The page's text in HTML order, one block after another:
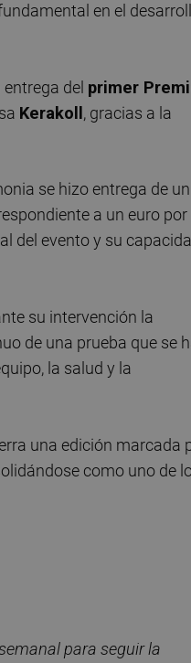
en el
del primer
Kerakoll , gracias a la
se hizo entrega de un
a un euro por
del evento y su
su intervención la
de una prueba que se
la salud y la
una edición marcada
como uno de
para seguir la